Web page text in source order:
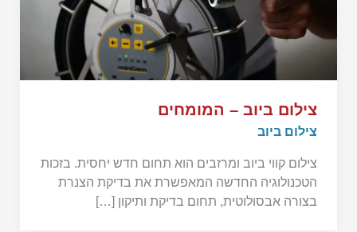
צילום ביוב – המומחים
צילום ביוב
צילום קווי ביוב ומרזבים הוא תחום חדש יחסית. בזכות
הטכנולוגיה החדשה המאפשרת את בדיקת הצנרת
בצורה אבסולוטית, תחום בדיקת ותיקון […]